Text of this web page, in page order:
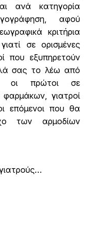
ανά κατηγορία
αφού
κριτήρια
σε ορισμένες
που εξυπηρετούν
σας το λέω από
οι πρώτοι σε
γιατροί
επόμενοι που θα
των αρμοδίων